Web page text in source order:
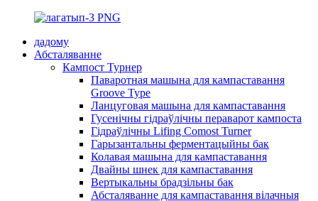
дадому
Абсталяванне
Кампост Турнер
Паваротная машына для кампаставання
Groove Type
Ланцуговая машына для кампаставання
Гусенічны гідраўлічны пераварот кампоста
Гідраўлічны Lifing Comost Turner
Гарызантальны ферментацыйны бак
Колавая машына для кампаставання
Двайны шнек для кампаставання
Вертыкальны брадзільны бак
Абсталяванне для кампаставання вілачныя